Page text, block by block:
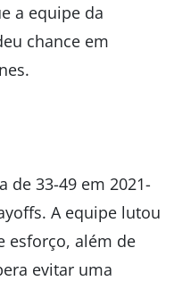
a equipe da
chance em
de 33-49 em 2021-
A equipe lutou
esforço, além de
evitar uma